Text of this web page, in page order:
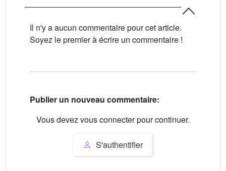
Il n'y a aucun commentaire pour cet article.
Soyez le premier à écrire un commentaire !
Publier un nouveau commentaire:
Vous devez vous connecter pour continuer.
S'authentifier